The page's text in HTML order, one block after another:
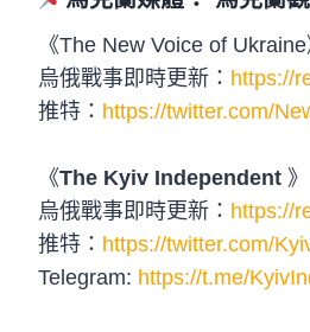
《The New Voice of
烏俄戰事即時更新： https://
推特： https://twitter.com/
《The Kyiv Independent 》
烏俄戰事即時更新： https://
推特： https://twitter.com/
Telegram: https://t.me/